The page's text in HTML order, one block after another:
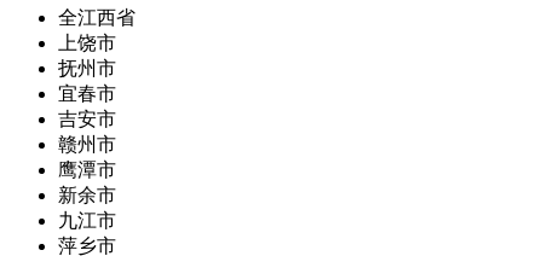
全江西省
上饶市
抚州市
宜春市
吉安市
赣州市
鹰潭市
新余市
九江市
萍乡市